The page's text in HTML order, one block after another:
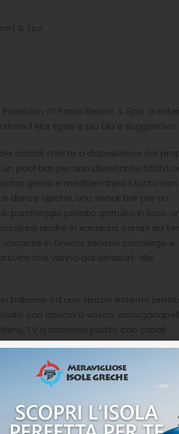
TV a schermo piatto con canali
piccolo angolo cottura con piastre
una vacanza in Grecia in totale relax e